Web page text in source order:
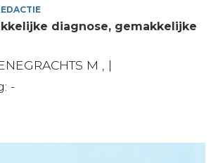
diagnose, gemakkelijke
M , |
-